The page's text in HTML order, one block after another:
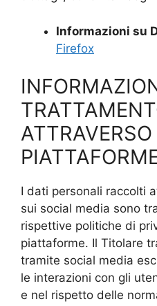
Informazioni su
Firefox
ATTRAVERSO
I dati personali raccolti
sui social media sono
rispettive politiche di
piattaforme. Il Titolare
tramite social media
le interazioni con gli
e nel rispetto delle